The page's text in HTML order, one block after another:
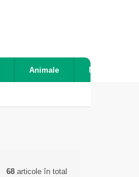
Animale Noutăți
68 articole în total